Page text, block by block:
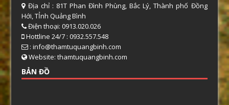
Địa chỉ : 81T Phan Đình Phùng, Bắc Lý, Thành phố Đồng
Hới, TỈnh Quảng Bình
Điện thoại: 0913.020.026
Hottline 24/7 : 0932.557.548
: info@thamtuquangbinh.com
Website: thamtuquangbinh.com
BẢN ĐỒ